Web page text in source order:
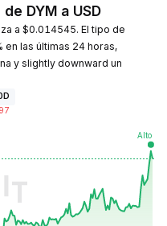
DYM a USD
a $0.014545. El tipo de
en las últimas 24 horas,
y slightly downward un